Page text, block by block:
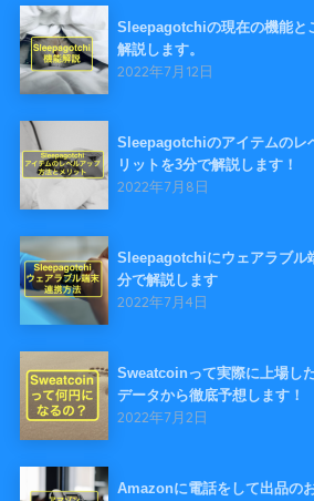
Sleepagotchiの現在の機能と
解説します。
2022年7月12日
Sleepagotchiのアイテムのレ
リットを3分で解説します！
2022年7月8日
Sleepagotchiにウェアラブル
分で解説します
2022年7月4日
Sweatcoinって実際に上場し
データから徹底予想します！
2022年7月2日
Amazonに電話をして出品の